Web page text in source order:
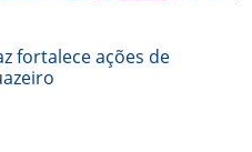
fortalece ações de